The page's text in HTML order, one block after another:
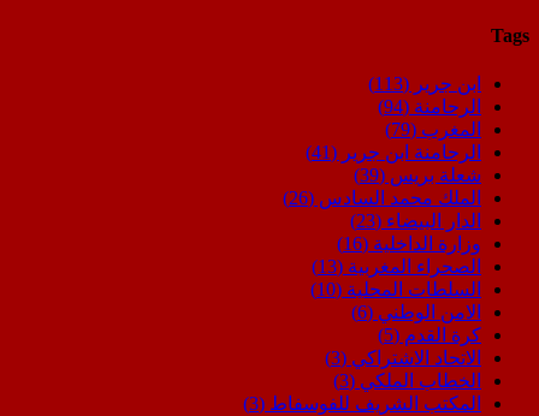
Tags
ابن جرير (113)
الرحامنة (94)
المغرب (79)
الرحامنة ابن جرير (41)
شعلة بريس (39)
الملك محمد السادس (26)
الدار البيضاء (23)
وزارة الداخلية (16)
الصحراء المغربية (13)
السلطات المحلية (10)
الامن الوطني (6)
كرة القدم (5)
الاتحاد الاشتراكي (3)
الخطاب الملكي (3)
المكتب الشريف للفوسفاط (3)